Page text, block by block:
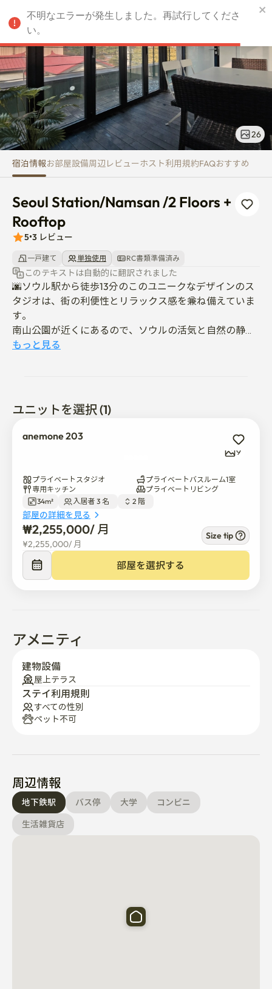
Seoul Station/Namsan /2
JPY
26
宿泊情報お部屋設備周辺 レビューホスト利用規約FAQおすすめ
Seoul Station/Namsan /2 Floors +
Rooftop
5•3 レビュー
一戸建て 単独使用 RC書類準備済み
このテキストは自動的に翻訳されました
🌆ソウル駅から徒歩13分のこのユニークなデザインのス
タジオは、街の利便性とリラックス感を兼ね備えていま
す。
南山公園が近くにあるので、ソウルの活気と自然の静け
さを一か所で楽しむことができます。 🌿
ソウルでの時間が本当に忘れられないものになるように
します🌆✨
もっと見る
ユニットを選択 (1)
anemone 203
9
プライベートスタジオ
プライベートバスルーム1室
専用キッチン
プライベートリビング
34m²
入居者 3 名 2 階
部屋の詳細を見る
₩2,255,000/ 月
¥2,255,000/ 月
Size tip
部屋を選択する
アメニティ
建物設備
屋上テラス
ステイ利用規則
すべての性別
ペット不可
周辺情報
地下鉄駅 バス停 大学
コンビニ
生活雑貨店
不明なエラーが発生しました。再試行してくださ
い。